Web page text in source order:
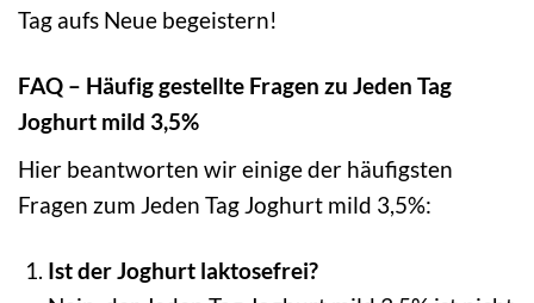
Tag aufs Neue begeistern!
FAQ – Häufig gestellte Fragen zu Jeden Tag
Joghurt mild 3,5%
Hier beantworten wir einige der häufigsten
Fragen zum Jeden Tag Joghurt mild 3,5%:
Ist der Joghurt laktosefrei?